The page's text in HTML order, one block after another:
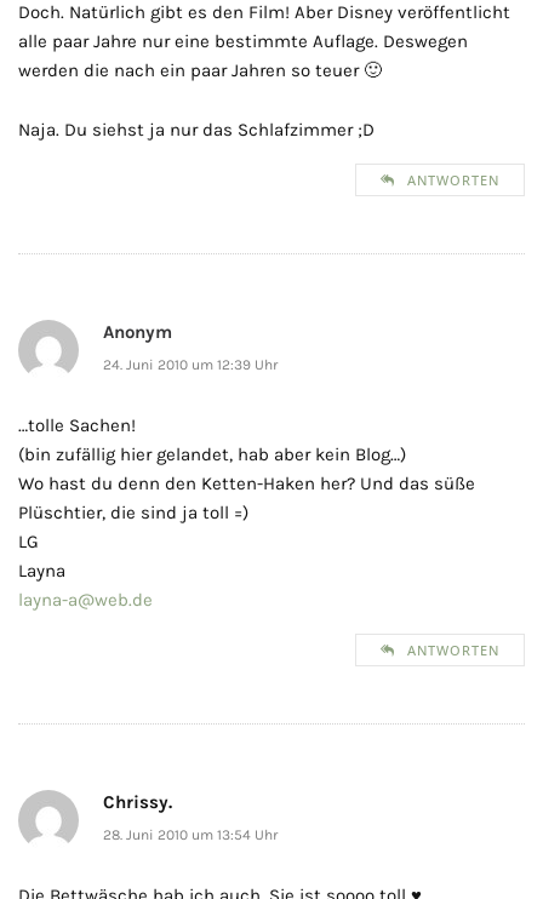
Doch. Natürlich gibt es den Film! Aber Disney veröffentlicht
alle paar Jahre nur eine bestimmte Auflage. Deswegen
werden die nach ein paar Jahren so teuer 🙂
Naja. Du siehst ja nur das Schlafzimmer ;D
ANTWORTEN
Anonym
24. Juni 2010 um 12:39 Uhr
…tolle Sachen!
(bin zufällig hier gelandet, hab aber kein Blog…)
Wo hast du denn den Ketten-Haken her? Und das süße
Plüschtier, die sind ja toll =)
LG
Layna
layna-a@web.de
ANTWORTEN
Chrissy.
28. Juni 2010 um 13:54 Uhr